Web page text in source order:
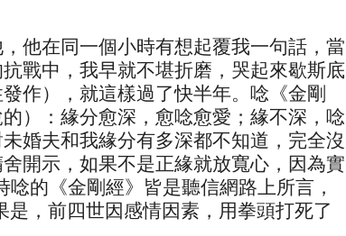
他在同一個小時有想起覆我一句話，當
戰中，我早就不堪折磨，哭起來歇斯底
作），就這樣過了快半年。唸《金剛
）：緣分愈深，愈唸愈愛；緣不深，唸
婚夫和我緣分有多深都不知道，完全沒
開示，如果不是正緣就放寬心，因為實
的《金剛經》皆是聽信網路上所言，
，前四世因感情因素，用拳頭打死了